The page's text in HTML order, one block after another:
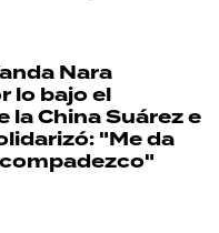
Nara
lo bajo el
la China Suárez e
"Me da